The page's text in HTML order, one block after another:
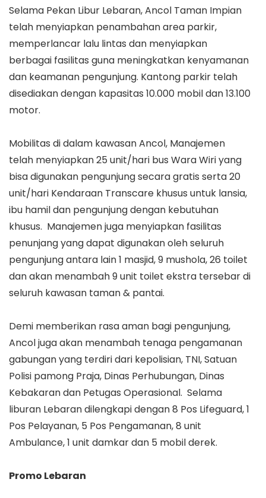
Selama Pekan Libur Lebaran, Ancol Taman Impian
telah menyiapkan penambahan area parkir,
memperlancar lalu lintas dan menyiapkan
berbagai fasilitas guna meningkatkan kenyamanan
dan keamanan pengunjung. Kantong parkir telah
disediakan dengan kapasitas 10.000 mobil dan 13.100
motor.
Mobilitas di dalam kawasan Ancol, Manajemen
telah menyiapkan 25 unit/hari bus Wara Wiri yang
bisa digunakan pengunjung secara gratis serta 20
unit/hari Kendaraan Transcare khusus untuk lansia,
ibu hamil dan pengunjung dengan kebutuhan
khusus. Manajemen juga menyiapkan fasilitas
penunjang yang dapat digunakan oleh seluruh
pengunjung antara lain 1 masjid, 9 mushola, 26 toilet
dan akan menambah 9 unit toilet ekstra tersebar di
seluruh kawasan taman & pantai.
Demi memberikan rasa aman bagi pengunjung,
Ancol juga akan menambah tenaga pengamanan
gabungan yang terdiri dari kepolisian, TNI, Satuan
Polisi pamong Praja, Dinas Perhubungan, Dinas
Kebakaran dan Petugas Operasional. Selama
liburan Lebaran dilengkapi dengan 8 Pos Lifeguard, 1
Pos Pelayanan, 5 Pos Pengamanan, 8 unit
Ambulance, 1 unit damkar dan 5 mobil derek.
Promo Lebaran